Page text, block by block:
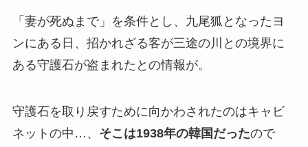
「妻が死ぬまで」を条件とし、九尾狐となったヨ
ンにある日、招かれざる客が三途の川との境界に
ある守護石が盗まれたとの情報が。
守護石を取り戻すために向かわされたのはキャビ
ネットの中…、 そこは1938年の韓国だったので